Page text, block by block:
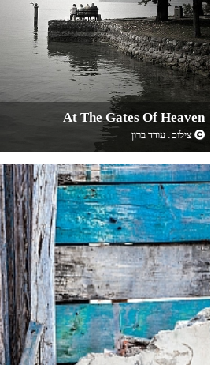
At The Gates Of Heaven
צילום: עודד ברון